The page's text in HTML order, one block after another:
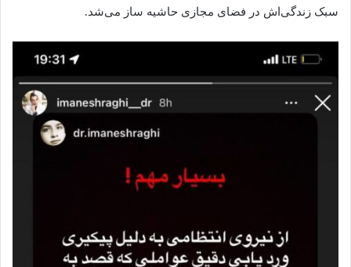
سبک زندگی‌اش در فضای مجازی حاشیه‌ ساز می‌شد.